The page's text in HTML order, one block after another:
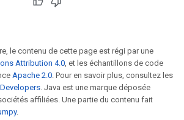
le contenu de cette page est régi par une
Attribution 4.0, et les échantillons de code
Apache 2.0. Pour en savoir plus, consultez les
. Java est une marque déposée
affiliées. Une partie du contenu fait
.